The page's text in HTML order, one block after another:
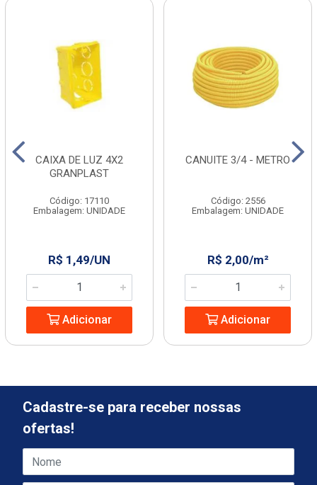
CAIXA DE LUZ 4X2
GRANPLAST
Código: 17110
Embalagem: UNIDADE
R$ 1,49/UN
Adicionar
CANUITE 3/4 - METRO
Código: 2556
Embalagem: UNIDADE
R$ 2,00/m²
Adicionar
Cadastre-se para receber nossas
ofertas!